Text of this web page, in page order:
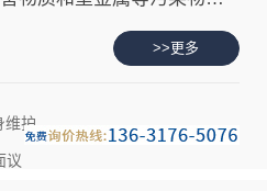
>>更多
护
议